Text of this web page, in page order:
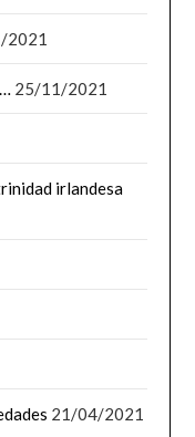
2021
25/11/2021
irlandesa
21/04/2021